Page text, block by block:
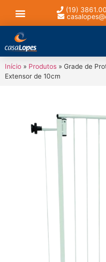
(19)
Início » Produtos » Grade de
Extensor de 10cm